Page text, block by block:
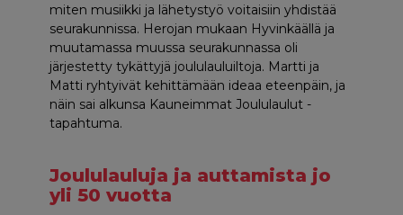
miten musiikki ja lähetystyö voitaisiin yhdistää
seurakunnissa. Herojan mukaan Hyvinkäällä ja
muutamassa muussa seurakunnassa oli
järjestetty tykättyjä joululauluiltoja. Martti ja
Matti ryhtyivät kehittämään ideaa eteenpäin, ja
näin sai alkunsa Kauneimmat Joululaulut -
tapahtuma.
Joululauluja ja auttamista jo
yli 50 vuotta